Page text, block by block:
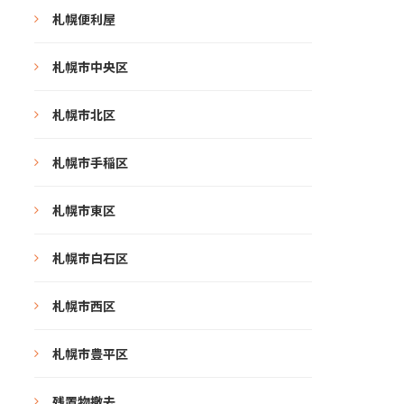
札幌便利屋
札幌市中央区
札幌市北区
札幌市手稲区
札幌市東区
札幌市白石区
札幌市西区
札幌市豊平区